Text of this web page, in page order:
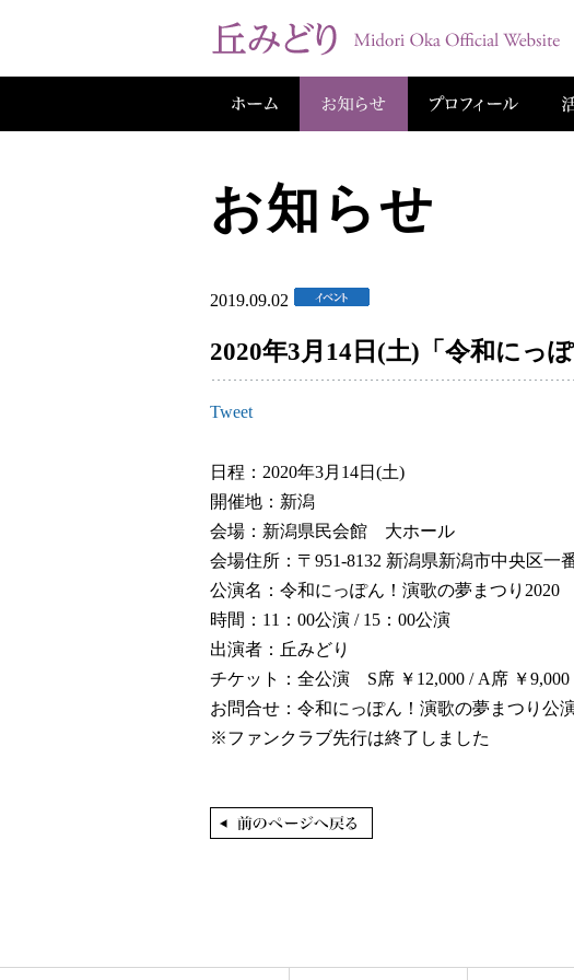
お知らせ
2019.09.02
2020年3月14日(土)「令和にっ
Tweet
日程：2020年3月14日(土)
開催地：新潟
会場：新潟県民会館 大ホール
会場住所：〒951-8132 新潟県新潟市中央区一
公演名：令和にっぽん！演歌の夢まつり2020
時間：11：00公演 / 15：00公演
出演者：丘みどり
チケット：全公演 S席 ￥12,000 / A席 ￥9,000
お問合せ：令和にっぽん！演歌の夢まつり公
※ファンクラブ先行は終了しました